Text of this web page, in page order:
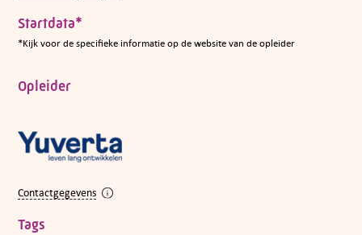
Startdata*
*Kijk voor de specifieke informatie op de website van de opleider
Opleider
Contactgegevens
Tags